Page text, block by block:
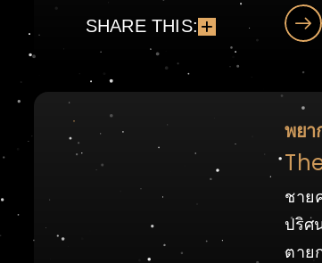
SHARE THIS:
พย
ชาย
ปริศ
ตาย